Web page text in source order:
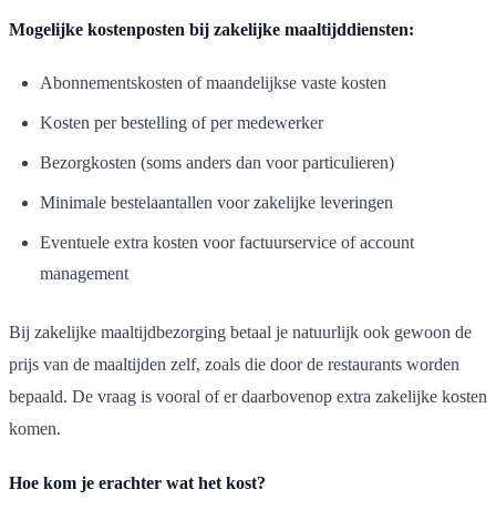
Mogelijke kostenposten bij zakelijke maaltijddiensten:
Abonnementskosten of maandelijkse vaste kosten
Kosten per bestelling of per medewerker
Bezorgkosten (soms anders dan voor particulieren)
Minimale bestelaantallen voor zakelijke leveringen
Eventuele extra kosten voor factuurservice of account
management
Bij zakelijke maaltijdbezorging betaal je natuurlijk ook gewoon de
prijs van de maaltijden zelf, zoals die door de restaurants worden
bepaald. De vraag is vooral of er daarbovenop extra zakelijke kosten
komen.
Hoe kom je erachter wat het kost?